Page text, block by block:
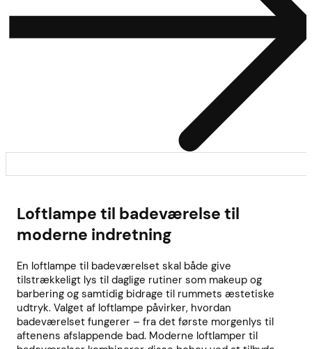
Loftlampe til badeværelse til
moderne indretning
En loftlampe til badeværelset skal både give
tilstrækkeligt lys til daglige rutiner som makeup og
barbering og samtidig bidrage til rummets æstetiske
udtryk. Valget af loftlampe påvirker, hvordan
badeværelset fungerer – fra det første morgenlys til
aftenens afslappende bad. Moderne loftlamper til